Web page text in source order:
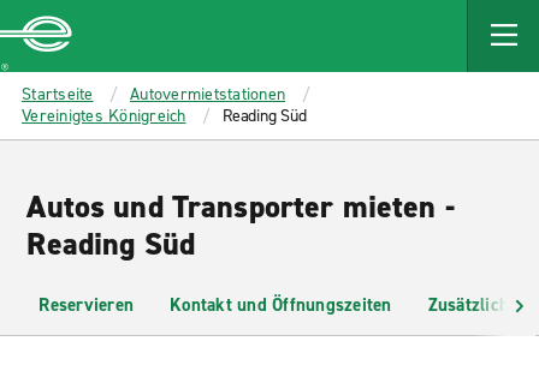
MAIN
CONTENT
Enterprise
Startseite
Autovermietstationen
Vereinigtes Königreich
Reading Süd
Autos und Transporter mieten -
Reading Süd
Reservieren Kontakt und Öffnungszeiten Zusätzliche